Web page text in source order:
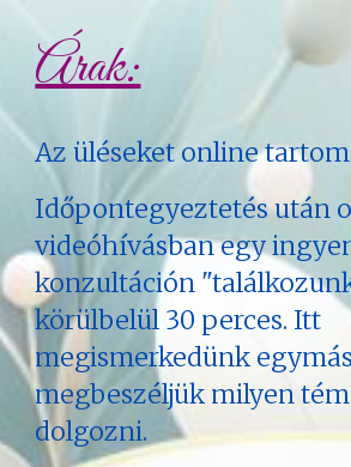
Árak:
Az üléseket online
Időpontegyeztetés után
videóhívásban egy
konzultáción
körülbelül 30 perces. Itt
megismerkedünk
megbeszéljük milyen
dolgozni.